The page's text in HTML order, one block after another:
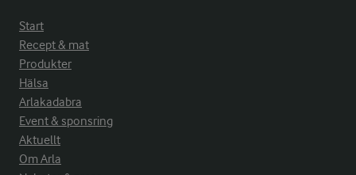
Start
Recept & mat
Produkter
Hälsa
Arlakadabra
Event & sponsring
Aktuellt
Om Arla